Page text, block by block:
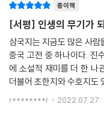
을 소개함으로써 머릿속에
주고, 탄탄하게 만들어 줄
로 나누고 각 일화마다 핵
내용을 체계적으로 기억하
를 사료 속에서 찾아내어 덧
번 읽는 듯한 기분을 느끼게
『삼국지』를 모르는 독자라
종이책
[서평] 인생의 무기가
삼국지는 지금도 많은 사
중국 고전 중 하나이다. 진
에 소설적 재미를 더 한 나
더불어 초한지와 수호지도
과 관우, 장비가 복숭아나
r********r 2022.07.27.